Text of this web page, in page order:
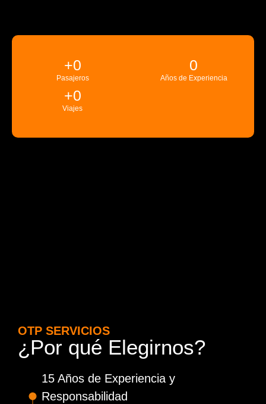
Pasajeros
+0
Años de Experiencia
0
Viajes
+0
OTP SERVICIOS
¿Por qué Elegirnos?
15 Años de Experiencia y
Responsabilidad